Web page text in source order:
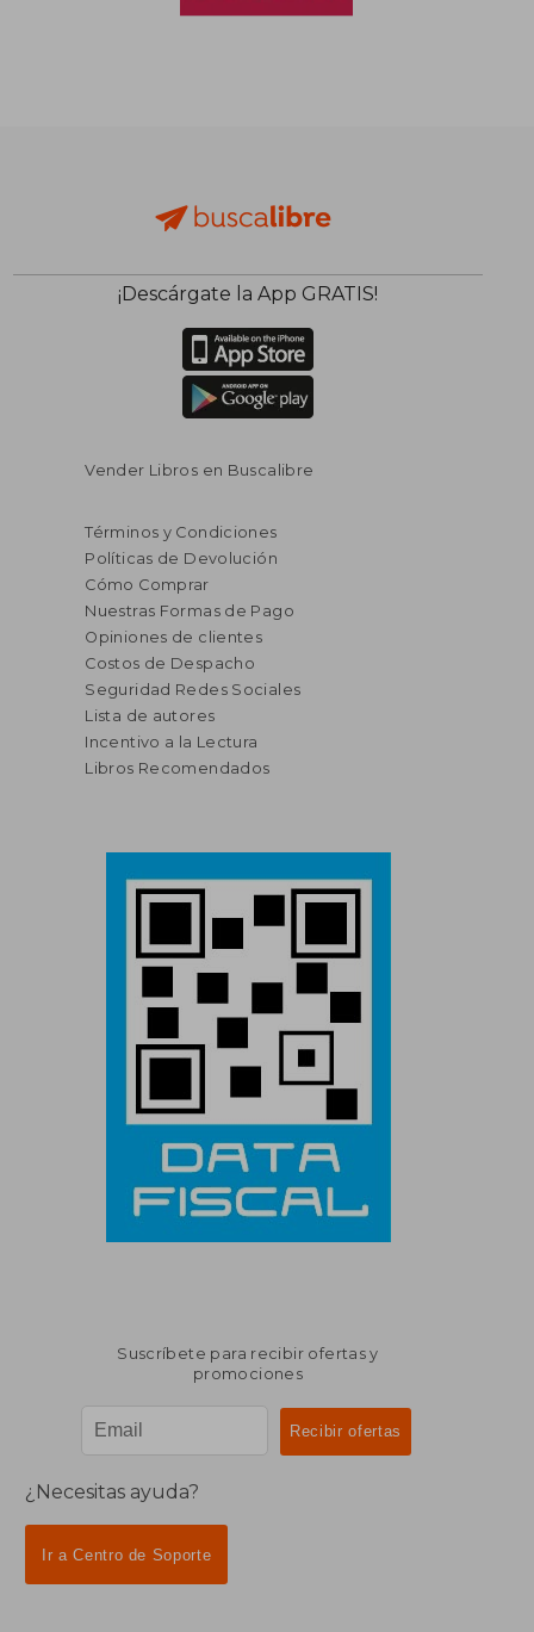
¡Descárgate la App GRATIS!
Vender Libros en Buscalibre
Términos y Condiciones
Políticas de Devolución
Cómo Comprar
Nuestras Formas de Pago
Opiniones de clientes
Costos de Despacho
Seguridad Redes Sociales
Lista de autores
Incentivo a la Lectura
Libros Recomendados
Suscríbete para recibir ofertas y
promociones
¿Necesitas ayuda?
Ir a Centro de Soporte